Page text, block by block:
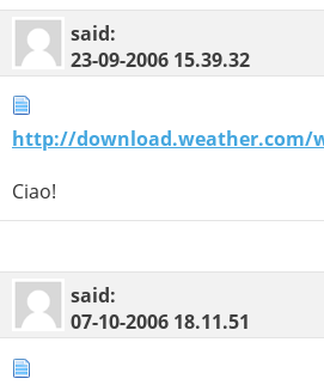
said:
23-09-2006 15.39.32
http://download.weather.com/
Ciao!
said:
07-10-2006 18.11.51